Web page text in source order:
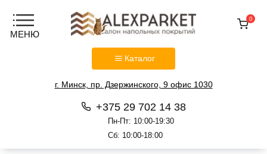
Каталог
г. Минск, пр. Дзержинского, 9 офис 1030
+375 29 702 14 38
Пн-Пт: 10:00-19:30
Сб: 10:00-18:00
0